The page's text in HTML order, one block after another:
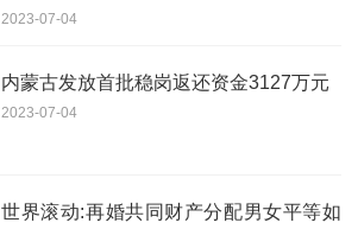
61.52%
2023-07-04
内蒙古发放首批稳岗返还资金3127万元
2023-07-04
世界滚动:再婚共同财产分配男女平等如